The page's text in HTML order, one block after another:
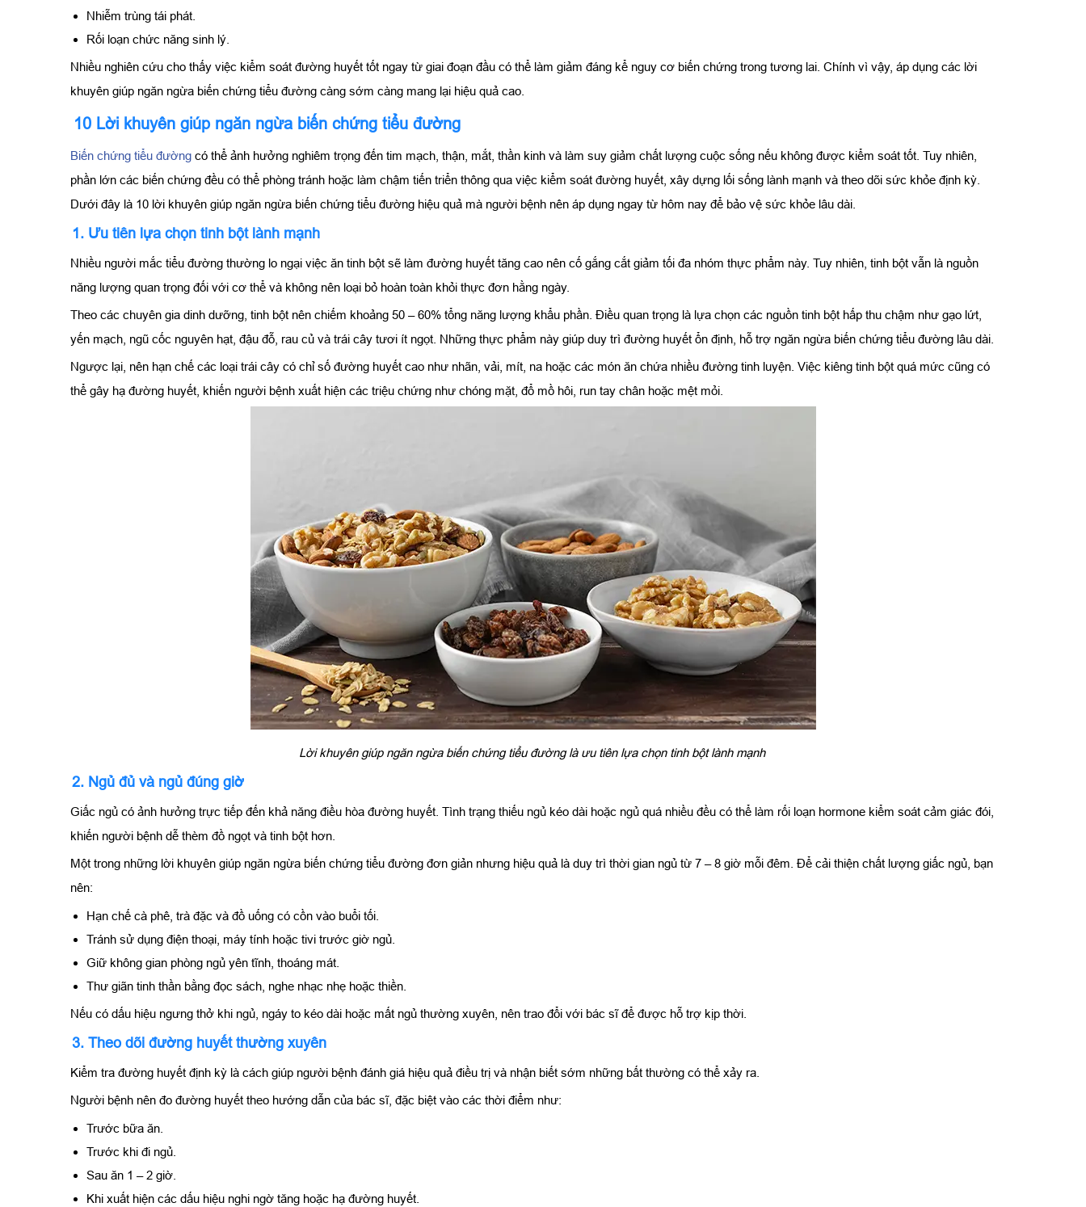
Nhiễm trùng tái phát.
Rối loạn chức năng sinh lý.
Nhiều nghiên cứu cho thấy việc kiểm soát đường huyết tốt ngay từ giai đoạn đầu có thể làm giảm đáng kể nguy cơ biến chứng trong tương lai. Chính vì vậy, áp dụng các lời
khuyên giúp ngăn ngừa biến chứng tiểu đường càng sớm càng mang lại hiệu quả cao.
10 Lời khuyên giúp ngăn ngừa biến chứng tiểu đường
Biến chứng tiểu đường có thể ảnh hưởng nghiêm trọng đến tim mạch, thận, mắt, thần kinh và làm suy giảm chất lượng cuộc sống nếu không được kiểm soát tốt. Tuy nhiên,
phần lớn các biến chứng đều có thể phòng tránh hoặc làm chậm tiến triển thông qua việc kiểm soát đường huyết, xây dựng lối sống lành mạnh và theo dõi sức khỏe định kỳ.
Dưới đây là 10 lời khuyên giúp ngăn ngừa biến chứng tiểu đường hiệu quả mà người bệnh nên áp dụng ngay từ hôm nay để bảo vệ sức khỏe lâu dài.
1. Ưu tiên lựa chọn tinh bột lành mạnh
Nhiều người mắc tiểu đường thường lo ngại việc ăn tinh bột sẽ làm đường huyết tăng cao nên cố gắng cắt giảm tối đa nhóm thực phẩm này. Tuy nhiên, tinh bột vẫn là nguồn
năng lượng quan trọng đối với cơ thể và không nên loại bỏ hoàn toàn khỏi thực đơn hằng ngày.
Theo các chuyên gia dinh dưỡng, tinh bột nên chiếm khoảng 50 – 60% tổng năng lượng khẩu phần. Điều quan trọng là lựa chọn các nguồn tinh bột hấp thu chậm như gạo lứt,
yến mạch, ngũ cốc nguyên hạt, đậu đỗ, rau củ và trái cây tươi ít ngọt. Những thực phẩm này giúp duy trì đường huyết ổn định, hỗ trợ ngăn ngừa biến chứng tiểu đường lâu dài.
Ngược lại, nên hạn chế các loại trái cây có chỉ số đường huyết cao như nhãn, vải, mít, na hoặc các món ăn chứa nhiều đường tinh luyện. Việc kiêng tinh bột quá mức cũng có
thể gây hạ đường huyết, khiến người bệnh xuất hiện các triệu chứng như chóng mặt, đổ mồ hôi, run tay chân hoặc mệt mỏi.
Lời khuyên giúp ngăn ngừa biến chứng tiểu đường là ưu tiên lựa chọn tinh bột lành mạnh
2. Ngủ đủ và ngủ đúng giờ
Giấc ngủ có ảnh hưởng trực tiếp đến khả năng điều hòa đường huyết. Tình trạng thiếu ngủ kéo dài hoặc ngủ quá nhiều đều có thể làm rối loạn hormone kiểm soát cảm giác đói,
khiến người bệnh dễ thèm đồ ngọt và tinh bột hơn.
Một trong những lời khuyên giúp ngăn ngừa biến chứng tiểu đường đơn giản nhưng hiệu quả là duy trì thời gian ngủ từ 7 – 8 giờ mỗi đêm. Để cải thiện chất lượng giấc ngủ, bạn
nên:
Hạn chế cà phê, trà đặc và đồ uống có cồn vào buổi tối.
Tránh sử dụng điện thoại, máy tính hoặc tivi trước giờ ngủ.
Giữ không gian phòng ngủ yên tĩnh, thoáng mát.
Thư giãn tinh thần bằng đọc sách, nghe nhạc nhẹ hoặc thiền.
Nếu có dấu hiệu ngưng thở khi ngủ, ngáy to kéo dài hoặc mất ngủ thường xuyên, nên trao đổi với bác sĩ để được hỗ trợ kịp thời.
3. Theo dõi đường huyết thường xuyên
Kiểm tra đường huyết định kỳ là cách giúp người bệnh đánh giá hiệu quả điều trị và nhận biết sớm những bất thường có thể xảy ra.
Người bệnh nên đo đường huyết theo hướng dẫn của bác sĩ, đặc biệt vào các thời điểm như:
Trước bữa ăn.
Trước khi đi ngủ.
Sau ăn 1 – 2 giờ.
Khi xuất hiện các dấu hiệu nghi ngờ tăng hoặc hạ đường huyết.